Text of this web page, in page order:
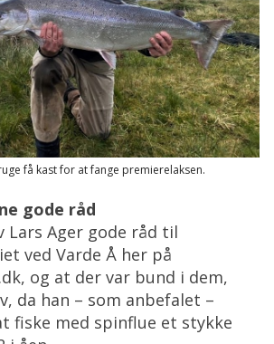
få kast for at fange premierelaksen.
gode råd
Lars Ager gode råd til
ved Varde Å her på
og at der var bund i dem,
da han – som anbefalet –
fiske med spinflue et stykke